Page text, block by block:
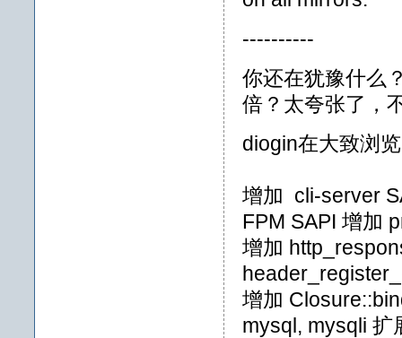
----------
你还在犹豫什么
倍？太夸张了，
diogin在大致浏
增加 cli-server
FPM SAPI 增加
增加
增加
mysql, mysqli 扩